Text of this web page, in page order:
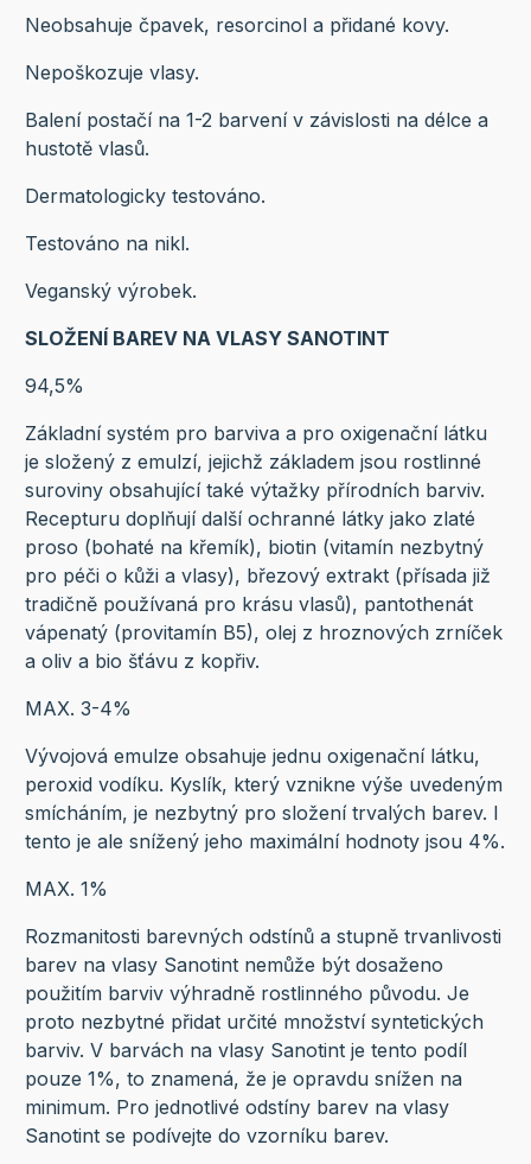
Neobsahuje čpavek, resorcinol a přidané kovy.
Nepoškozuje vlasy.
Balení postačí na 1-2 barvení v závislosti na délce a
hustotě vlasů.
Dermatologicky testováno.
Testováno na nikl.
Veganský výrobek.
SLOŽENÍ BAREV NA VLASY SANOTINT
94,5%
Základní systém pro barviva a pro oxigenační látku
je složený z emulzí, jejichž základem jsou rostlinné
suroviny obsahující také výtažky přírodních barviv.
Recepturu doplňují další ochranné látky jako zlaté
proso (bohaté na křemík), biotin (vitamín nezbytný
pro péči o kůži a vlasy), březový extrakt (přísada již
tradičně používaná pro krásu vlasů), pantothenát
vápenatý (provitamín B5), olej z hroznových zrníček
a oliv a bio šťávu z kopřiv.
MAX. 3-4%
Vývojová emulze obsahuje jednu oxigenační látku,
peroxid vodíku. Kyslík, který vznikne výše uvedeným
smícháním, je nezbytný pro složení trvalých barev. I
tento je ale snížený jeho maximální hodnoty jsou 4%.
MAX. 1%
Rozmanitosti barevných odstínů a stupně trvanlivosti
barev na vlasy Sanotint nemůže být dosaženo
použitím barviv výhradně rostlinného původu. Je
proto nezbytné přidat určité množství syntetických
barviv. V barvách na vlasy Sanotint je tento podíl
pouze 1%, to znamená, že je opravdu snížen na
minimum. Pro jednotlivé odstíny barev na vlasy
Sanotint se podívejte do vzorníku barev.